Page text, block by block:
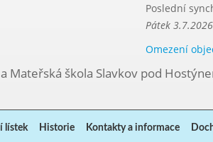
Poslední
Pátek
Omezení
Mateřská škola Slavkov pod
lístek Historie Kontakty a informace